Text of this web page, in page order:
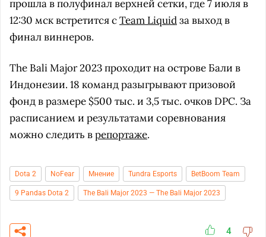
прошла в полуфинал верхней сетки, где 7 июля в
12:30 мск встретится сTeam Liquidза выход в
финал виннеров.
The Bali Major 2023 проходит на острове Бали в
Индонезии. 18 команд разыгрывают призовой
фонд в размере $500 тыс. и 3,5 тыс. очков DPC. За
расписанием и результатами соревнования
можно следить врепортаже.
Dota 2 NoFear Мнение Tundra Esports BetBoom Team
9 Pandas Dota 2 The Bali Major 2023 — The Bali Major 2023
4